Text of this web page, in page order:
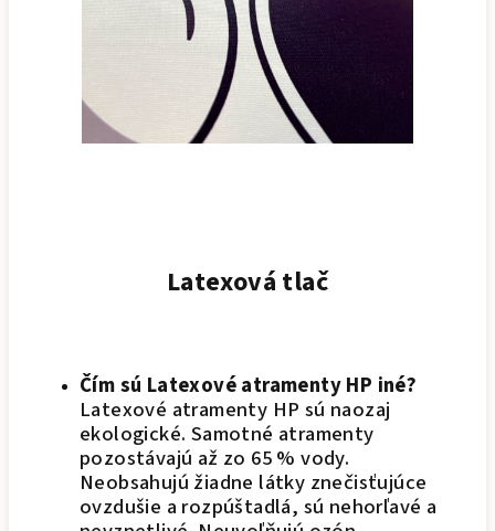
Latexová tlač
Čím sú Latexové atramenty HP iné?
Latexové atramenty HP sú naozaj
ekologické. Samotné atramenty
pozostávajú až zo 65 % vody.
Neobsahujú žiadne látky znečisťujúce
ovzdušie a rozpúštadlá, sú nehorľavé a